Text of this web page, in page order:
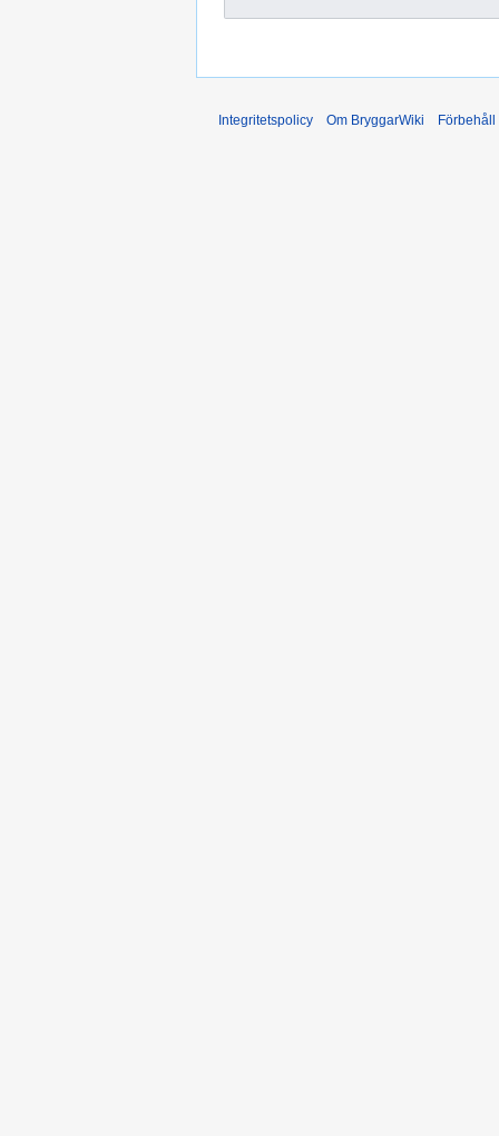
Integritetspolicy Om BryggarWiki Förbehåll